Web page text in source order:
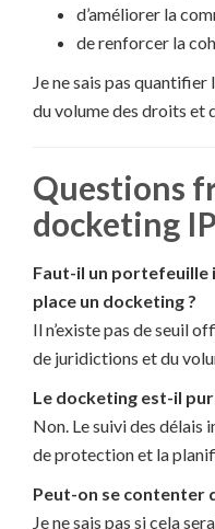
d’améliorer la
de renforcer la
Je ne sais pas
du volume des droits et
Questions
docketing IP
Faut-il un
place un docketing ?
Il n’existe pas de seuil
de juridictions et du
Le docketing est-il
Non. Le suivi des
de protection et la
Peut-on se contenter
Je ne sais pas si cela